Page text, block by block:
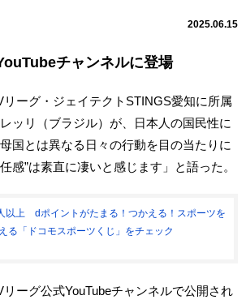
2025.06.15
チャンネルに登場
ーグ・ジェイテクトSTINGS愛知に所属
ッリ（ブラジル）が、日本人の国民性に
国とは異なる日々の行動を目の当たりに
感”は素直に凄いと感じます」と語った。
以上 dポイントがたまる！つかえる！スポーツを
る「ドコモスポーツくじ」をチェック
ーグ公式YouTubeチャンネルで公開され